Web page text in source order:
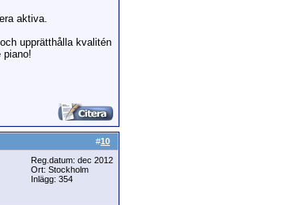
aktiva.
upprätthålla kvalitén
piano!
#10
Reg.datum: dec 2012
Ort: Stockholm
Inlägg: 354